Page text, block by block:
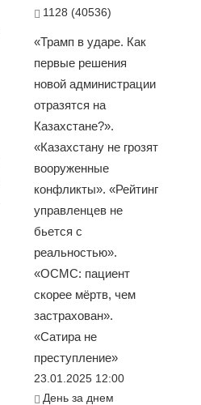
1128 (40536)
«Трамп в ударе. Как
первые решения
новой администрации
отразятся на
Казахстане?».
«Казахстану не грозят
вооруженные
конфликты». «Рейтинг
управленцев не
бьется с
реальностью».
«ОСМС: пациент
скорее мёртв, чем
застрахован».
«Сатира не
преступление»
23.01.2025 12:00
День за днем